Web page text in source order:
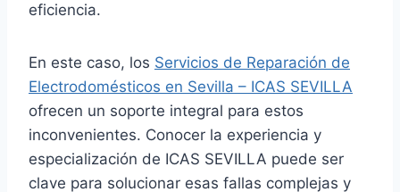
eficiencia.
En este caso, los Servicios de Reparación de
Electrodomésticos en Sevilla – ICAS SEVILLA
ofrecen un soporte integral para estos
inconvenientes. Conocer la experiencia y
especialización de ICAS SEVILLA puede ser
clave para solucionar esas fallas complejas y